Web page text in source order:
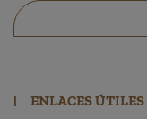
|
ENLACES ÚTILES